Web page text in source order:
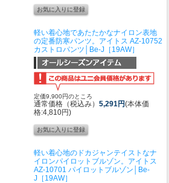
軽い着心地であたたかなナイロン表地
の定番防寒パンツ。 アイトス AZ-10752
カストロパンツ│Be-J［19AW］
定価9,900円のところ
通常価格（税込み） 5,291円(本体価
格:4,810円)
軽い着心地のドカジャンテイストなナ
イロンパイロットブルゾン。 アイトス
AZ-10701 パイロットブルゾン│Be-
J［19AW］